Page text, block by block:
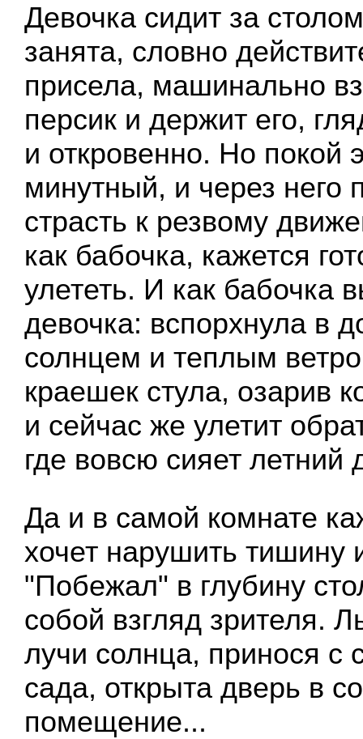
Девочка сидит за
занята, словно
присела, машинально
персик и держит его,
и откровенно. Но покой
минутный, и через него
страсть к резвому
как бабочка, кажется
улететь. И как бабочка
девочка: вспорхнула в
солнцем и теплым
краешек стула, озарив
и сейчас же улетит
где вовсю сияет летний
Да и в самой комнате
хочет нарушить тишину
"Побежал" в глубину
собой взгляд зрителя.
лучи солнца, принося с
сада, открыта дверь в
помещение...